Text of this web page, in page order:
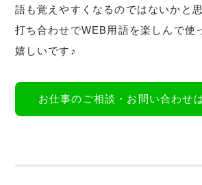
語も覚えやすくなるのではないかと思
打ち合わせでWEB用語を楽しんで使
嬉しいです♪
お仕事のご相談・お問い合わせ